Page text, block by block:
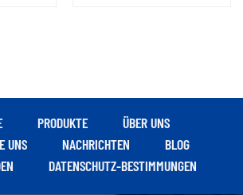
einer
Reisverarbeitung,
Möbelherstellung,
Stickstoffherstellung und
Luftzerlegung usw.
PRODUKTE
ÜBER UNS
UNS
NACHRICHTEN
BLOG
DATENSCHUTZ-BESTIMMUNGEN